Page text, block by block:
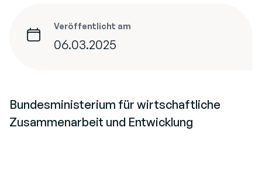
Veröffentlicht am
06.03.2025
Bundesministerium für wirtschaftliche
Zusammenarbeit und Entwicklung